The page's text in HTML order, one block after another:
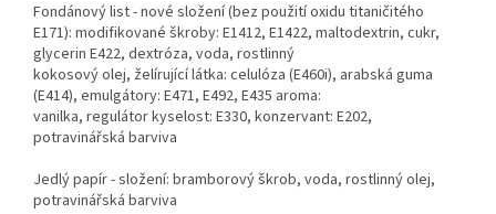
Fondánový list - nové složení (bez použití oxidu titaničitého
E171): modifikované škroby: E1412, E1422, maltodextrin, cukr,
glycerin E422, dextróza, voda, rostlinný
kokosový olej, želírující látka: celulóza (E460i), arabská guma
(E414), emulgátory: E471, E492, E435 aroma:
vanilka, regulátor kyselost: E330, konzervant: E202,
potravinářská barviva
Jedlý papír - složení: bramborový škrob, voda, rostlinný olej,
potravinářská barviva